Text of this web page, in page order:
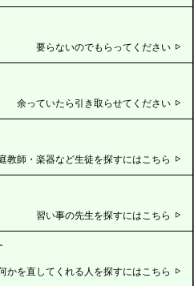
要らないのでもらってください
余っていたら引き取らせてください
教師・楽器など生徒を探すにはこちら
習い事の先生を探すにはこちら
かを直してくれる人を探すにはこちら